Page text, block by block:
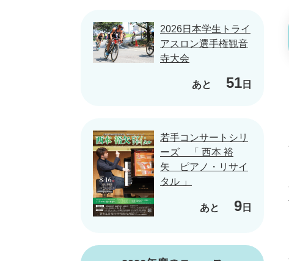
2026日本学生トライ
アスロン選手権観音
寺大会
あと 51 日
若手コンサートシリ
ーズ 「 西本 裕
矢 ピアノ・リサイ
タル 」
あと 9 日